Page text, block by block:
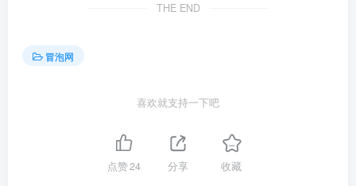
THE END
冒泡网
喜欢就支持一下吧
点赞24 分享 收藏